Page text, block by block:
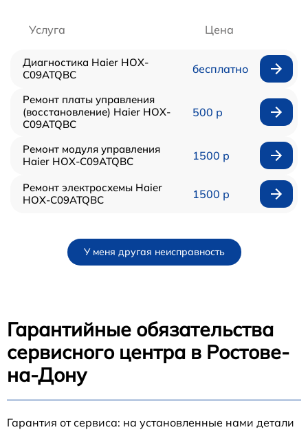
Услуга Цена
Диагностика Haier HOX-
C09ATQBC
бесплатно
Ремонт платы управления
(восстановление) Haier HOX-
C09ATQBC
500 р
Ремонт модуля управления
Haier HOX-C09ATQBC
1500 р
Ремонт электросхемы Haier
HOX-C09ATQBC
1500 р
У меня другая неисправность
Гарантийные обязательства
сервисного центра в Ростове-
на-Дону
Гарантия от сервиса: на установленные нами детали